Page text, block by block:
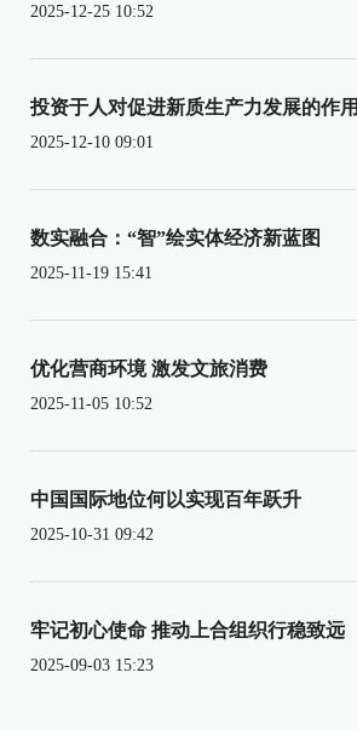
2025-12-25 10:52
投资于人对促进新质生产力发展的作用
2025-12-10 09:01
数实融合：“智”绘实体经济新蓝图
2025-11-19 15:41
优化营商环境 激发文旅消费
2025-11-05 10:52
中国国际地位何以实现百年跃升
2025-10-31 09:42
牢记初心使命 推动上合组织行稳致远
2025-09-03 15:23